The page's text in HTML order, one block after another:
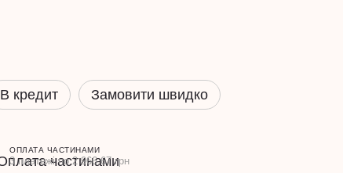
В кредит Замовити швидко
ОПЛАТА ЧАСТИНАМИ
3 платежі по 2 966.67 грн